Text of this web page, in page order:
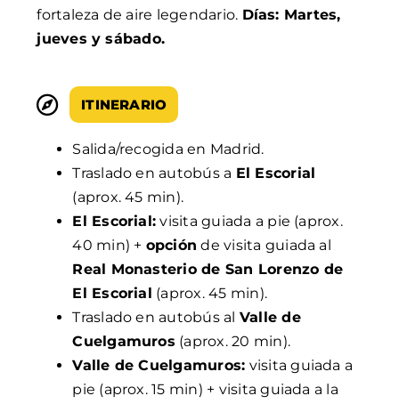
fortaleza de aire legendario. Días: Martes,
jueves y sábado.
ITINERARIO
Salida/recogida en Madrid.
Traslado en autobús a El Escorial
(aprox. 45 min).
El Escorial: visita guiada a pie (aprox.
40 min) + opción de visita guiada al
Real Monasterio de San Lorenzo de
El Escorial (aprox. 45 min).
Traslado en autobús al Valle de
Cuelgamuros (aprox. 20 min).
Valle de Cuelgamuros: visita guiada a
pie (aprox. 15 min) + visita guiada a la